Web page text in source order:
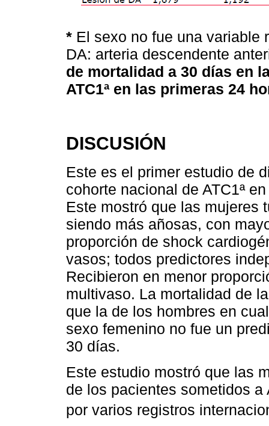
* El sexo no fue una variable
DA: arteria descendente
de mortalidad a 30 días en
ATC1ª en las primeras 24
DISCUSIÓN
Este es el primer estudio de
cohorte nacional de ATC1ª
Este mostró que las mujeres
siendo más añosas, con
proporción de shock
vasos; todos predictores
Recibieron en menor
multivaso. La mortalidad de
que la de los hombres en
sexo femenino no fue un
30 días.
Este estudio mostró que las
de los pacientes sometidos a
por varios registros